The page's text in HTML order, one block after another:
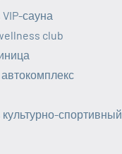
сауна
club